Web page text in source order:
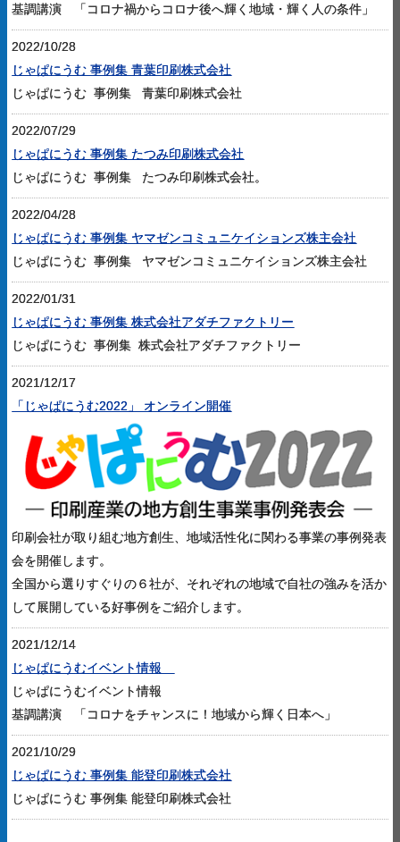
基調講演 「コロナ禍からコロナ後へ輝く地域・輝く人の条件」
2022/10/28
じゃぱにうむ 事例集 青葉印刷株式会社
じゃぱにうむ 事例集 青葉印刷株式会社
2022/07/29
じゃぱにうむ 事例集 たつみ印刷株式会社
じゃぱにうむ 事例集 たつみ印刷株式会社。
2022/04/28
じゃぱにうむ 事例集 ヤマゼンコミュニケイションズ株主会社
じゃぱにうむ 事例集 ヤマゼンコミュニケイションズ株主会社
2022/01/31
じゃぱにうむ 事例集 株式会社アダチファクトリー
じゃぱにうむ 事例集 株式会社アダチファクトリー
2021/12/17
「じゃぱにうむ2022」 オンライン開催
印刷会社が取り組む地方創生、地域活性化に関わる事業の事例発表
会を開催します。
全国から選りすぐりの６社が、それぞれの地域で自社の強みを活か
して展開している好事例をご紹介します。
2021/12/14
じゃぱにうむイベント情報
じゃぱにうむイベント情報
基調講演 「コロナをチャンスに！地域から輝く日本へ」
2021/10/29
​​じゃぱにうむ 事例集 能登印刷株式会社
​​じゃぱにうむ 事例集 能登印刷株式会社